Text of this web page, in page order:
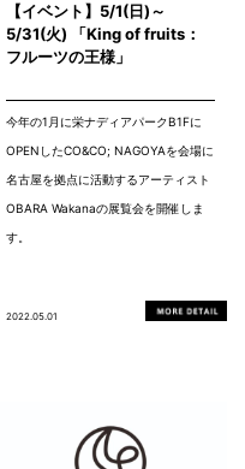
【イベント】5/1(日)～
5/31(火) 「King of fruits：
フルーツの王様」
今年の1月に栄ナディアパークB1Fに
OPENしたCO&CO; NAGOYAを会場に
名古屋を拠点に活動するアーティスト
OBARA Wakanaの展覧会を開催しま
す。
2022.05.01